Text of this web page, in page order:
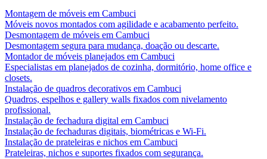
Montagem de móveis em Cambuci
Móveis novos montados com agilidade e acabamento perfeito.
Desmontagem de móveis em Cambuci
Desmontagem segura para mudança, doação ou descarte.
Montador de móveis planejados em Cambuci
Especialistas em planejados de cozinha, dormitório, home office e
closets.
Instalação de quadros decorativos em Cambuci
Quadros, espelhos e gallery walls fixados com nivelamento
profissional.
Instalação de fechadura digital em Cambuci
Instalação de fechaduras digitais, biométricas e Wi-Fi.
Instalação de prateleiras e nichos em Cambuci
Prateleiras, nichos e suportes fixados com segurança.